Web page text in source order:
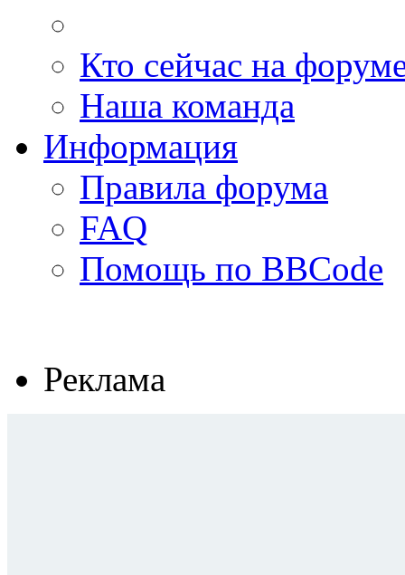
Кто сейчас на
Наша команда
Информация
Правила форума
FAQ
Помощь по BBCode
Реклама